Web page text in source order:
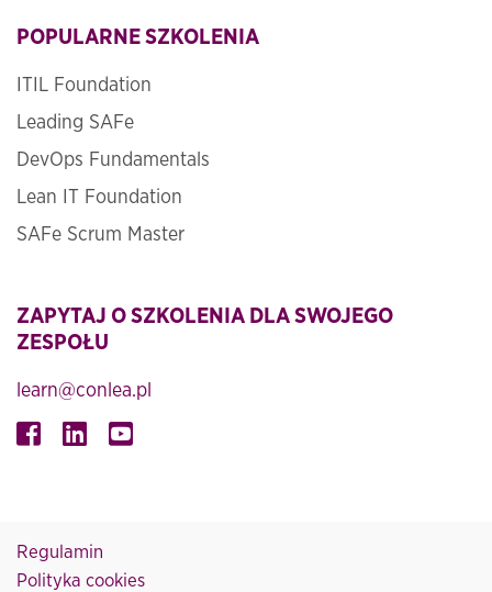
POPULARNE SZKOLENIA
ITIL Foundation
Leading SAFe
DevOps Fundamentals
Lean IT Foundation
SAFe Scrum Master
ZAPYTAJ O SZKOLENIA DLA SWOJEGO
ZESPOŁU
learn@conlea.pl
Regulamin
Polityka cookies